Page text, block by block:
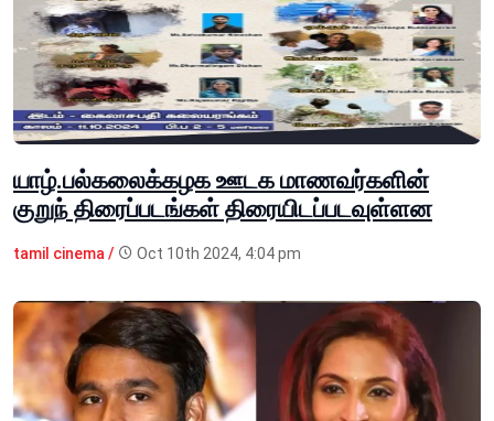
யாழ்.பல்கலைக்கழக ஊடக மாணவர்களின்
குறுந் திரைப்படங்கள் திரையிடப்படவுள்ளன
tamil cinema / Oct 10th 2024, 4:04 pm